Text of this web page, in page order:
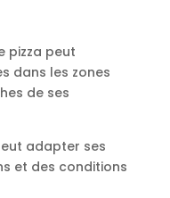
pizza peut
dans les zones
de ses
adapter ses
et des conditions